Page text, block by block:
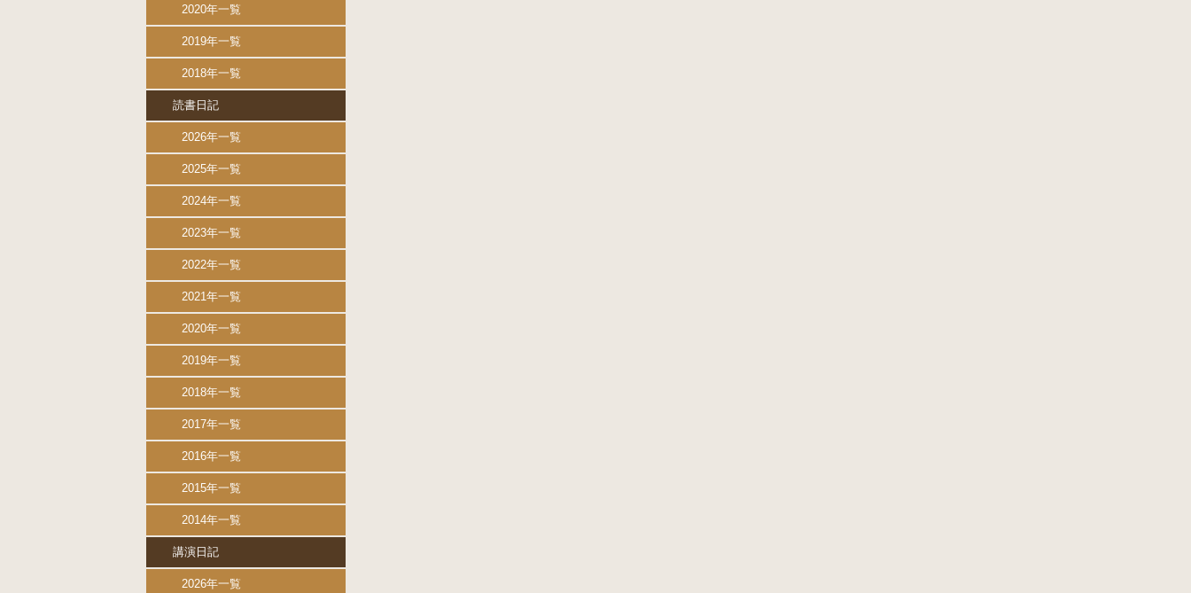
2020年一覧
2019年一覧
2018年一覧
読書日記
2026年一覧
2025年一覧
2024年一覧
2023年一覧
2022年一覧
2021年一覧
2020年一覧
2019年一覧
2018年一覧
2017年一覧
2016年一覧
2015年一覧
2014年一覧
講演日記
2026年一覧